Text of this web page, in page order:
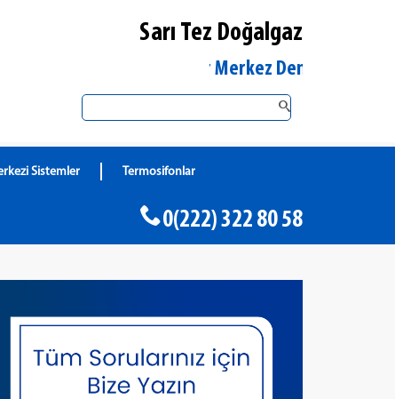
Sarı Tez Doğalgaz
Eskişehir Merkez DemirDöküm Yetkili
Sistemler Termosifonlar
0(222) 322 80 58